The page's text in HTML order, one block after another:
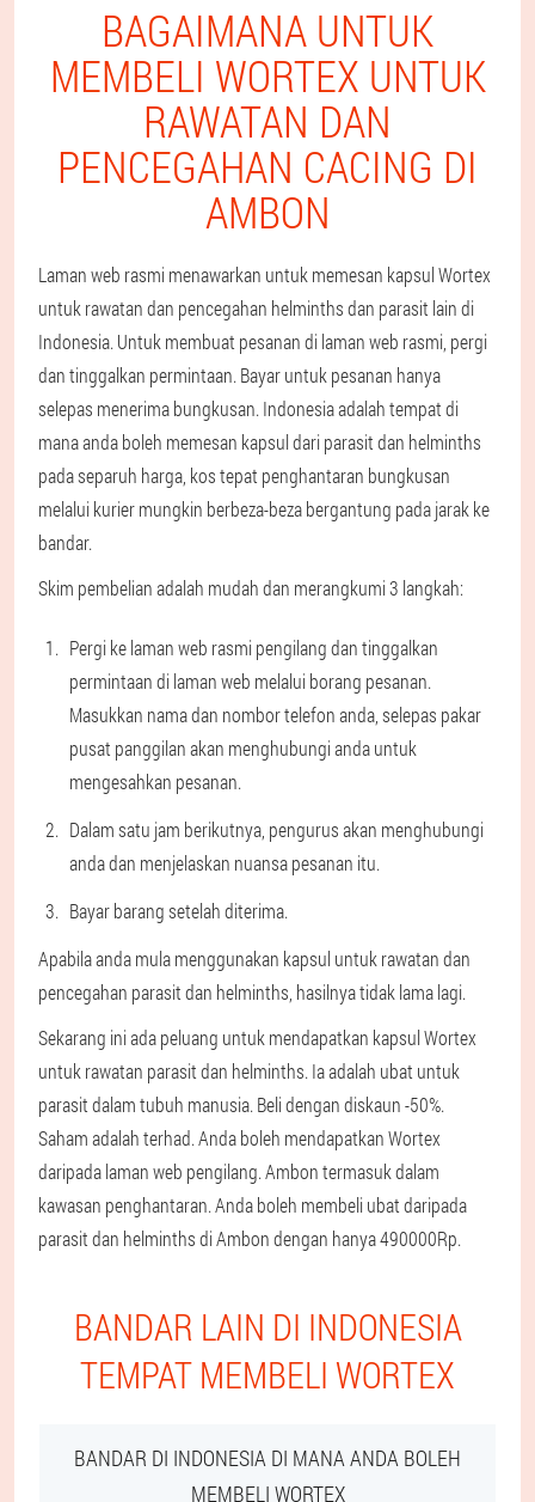
BAGAIMANA UNTUK
MEMBELI WORTEX UNTUK
RAWATAN DAN
PENCEGAHAN CACING DI
AMBON
Laman web rasmi menawarkan untuk memesan kapsul Wortex
untuk rawatan dan pencegahan helminths dan parasit lain di
Indonesia. Untuk membuat pesanan di laman web rasmi, pergi
dan tinggalkan permintaan. Bayar untuk pesanan hanya
selepas menerima bungkusan. Indonesia adalah tempat di
mana anda boleh memesan kapsul dari parasit dan helminths
pada separuh harga, kos tepat penghantaran bungkusan
melalui kurier mungkin berbeza-beza bergantung pada jarak ke
bandar.
Skim pembelian adalah mudah dan merangkumi 3 langkah:
Pergi ke laman web rasmi pengilang dan tinggalkan
permintaan di laman web melalui borang pesanan.
Masukkan nama dan nombor telefon anda, selepas pakar
pusat panggilan akan menghubungi anda untuk
mengesahkan pesanan.
Dalam satu jam berikutnya, pengurus akan menghubungi
anda dan menjelaskan nuansa pesanan itu.
Bayar barang setelah diterima.
Apabila anda mula menggunakan kapsul untuk rawatan dan
pencegahan parasit dan helminths, hasilnya tidak lama lagi.
Sekarang ini ada peluang untuk mendapatkan kapsul Wortex
untuk rawatan parasit dan helminths. Ia adalah ubat untuk
parasit dalam tubuh manusia. Beli dengan diskaun -50%.
Saham adalah terhad. Anda boleh mendapatkan Wortex
daripada laman web pengilang. Ambon termasuk dalam
kawasan penghantaran. Anda boleh membeli ubat daripada
parasit dan helminths di Ambon dengan hanya 490000Rp.
BANDAR LAIN DI INDONESIA
TEMPAT MEMBELI WORTEX
BANDAR DI INDONESIA DI MANA ANDA BOLEH
MEMBELI WORTEX